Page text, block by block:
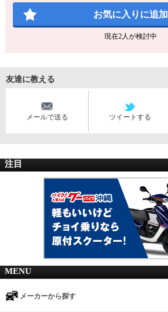
お気に入りに追加
現在2人が検討中
友達に教える
メールで送る ツイートする
注目
MENU
メーカーから探す